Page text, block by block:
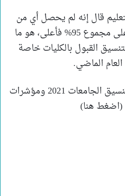
قال إنه لم يحصل أي من
الطلاب بالشعبة الأدبية على مجموع 95% فأعلى، هو ما
القبول بالكليات خاصة
الماضي.
كل ما تريد معرفته عن تنسيق الجامعات 2021 ومؤشرات
هنا)